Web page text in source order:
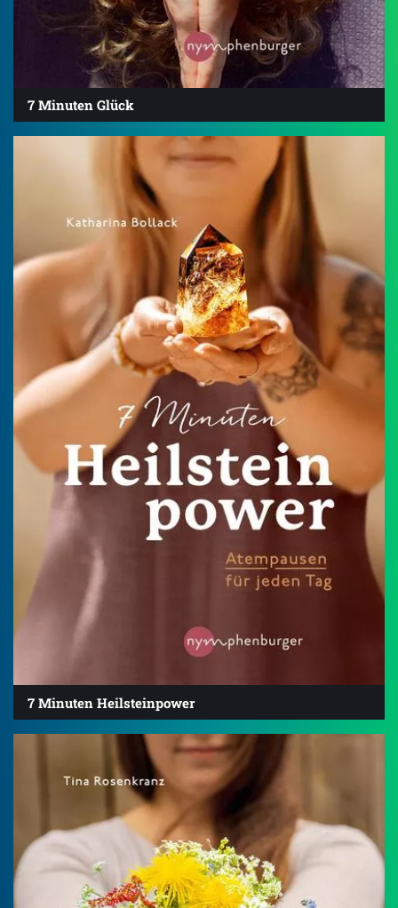
7 Minuten Glück
7 Minuten Heilsteinpower